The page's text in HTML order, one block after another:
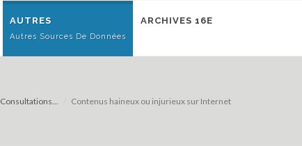
AUTRES
Autres Sources De Données
ARCHIVES 16E
Consultations... Contenus haineux ou injurieux sur Internet